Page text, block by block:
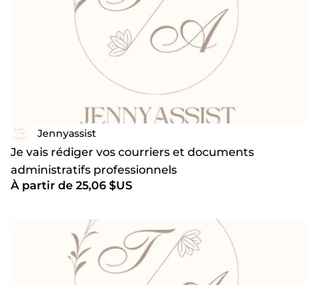
Jennyassist
Je vais rédiger vos courriers et documents
administratifs professionnels
À partir de 25,06 $US